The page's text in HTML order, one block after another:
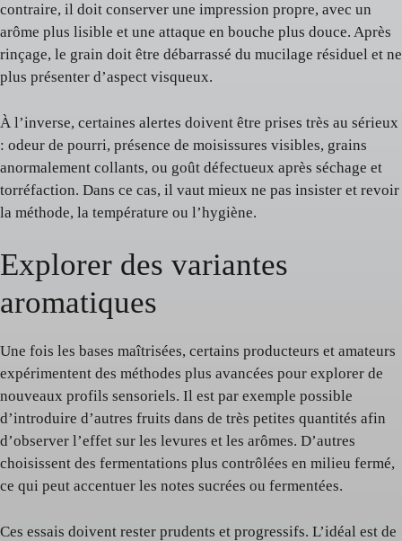
contraire, il doit conserver une impression propre, avec un
arôme plus lisible et une attaque en bouche plus douce. Après
rinçage, le grain doit être débarrassé du mucilage résiduel et ne
plus présenter d’aspect visqueux.
À l’inverse, certaines alertes doivent être prises très au sérieux
: odeur de pourri, présence de moisissures visibles, grains
anormalement collants, ou goût défectueux après séchage et
torréfaction. Dans ce cas, il vaut mieux ne pas insister et revoir
la méthode, la température ou l’hygiène.
Explorer des variantes
aromatiques
Une fois les bases maîtrisées, certains producteurs et amateurs
expérimentent des méthodes plus avancées pour explorer de
nouveaux profils sensoriels. Il est par exemple possible
d’introduire d’autres fruits dans de très petites quantités afin
d’observer l’effet sur les levures et les arômes. D’autres
choisissent des fermentations plus contrôlées en milieu fermé,
ce qui peut accentuer les notes sucrées ou fermentées.
Ces essais doivent rester prudents et progressifs. L’idéal est de